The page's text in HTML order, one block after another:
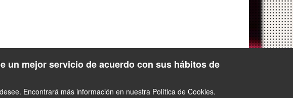
un mejor servicio de acuerdo con sus hábitos de
Encontrará más información en nuestra Política de Cookies.